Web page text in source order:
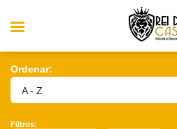
Ordenar:
A - Z
Filtros: